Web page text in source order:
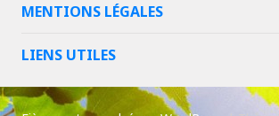
MENTIONS LÉGALES
LIENS UTILES